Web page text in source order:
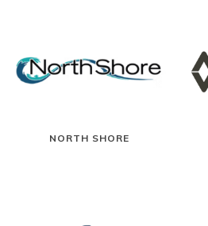
NORTH SHORE